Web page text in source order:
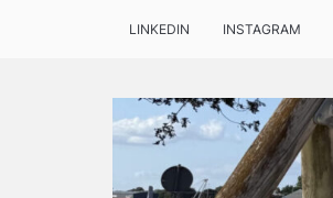
LINKEDIN INSTAGRAM